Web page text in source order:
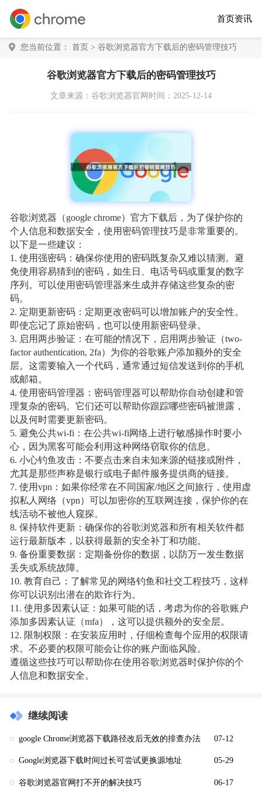
首页资讯
您当前位置： 首页 > 谷歌浏览器官方下载后的密码管理技巧
谷歌浏览器官方下载后的密码管理技巧
文章来源： 谷歌浏览器官网 时间：2025-12-14
谷歌浏览器（google chrome）官方下载后，为了保护你的
个人信息和数据安全，使用密码管理技巧是非常重要的。
以下是一些建议：
1. 使用强密码：确保你使用的密码既复杂又难以猜测。避
免使用容易猜到的密码，如生日、电话号码或重复的数字
序列。可以使用密码管理器来生成并存储这些复杂的密
码。
2. 定期更新密码：定期更改密码可以增加账户的安全性。
即使忘记了原始密码，也可以使用新密码登录。
3. 启用两步验证：在可能的情况下，启用两步验证（two-
factor authentication, 2fa）为你的谷歌账户添加额外的安全
层。这需要输入一个代码，通常通过短信发送到你的手机
或邮箱。
4. 使用密码管理器：密码管理器可以帮助你自动创建和管
理复杂的密码。它们还可以帮助你跟踪哪些密码被泄露，
以及何时需要更新密码。
5. 避免公共wi-fi：在公共wi-fi网络上进行敏感操作时要小
心，因为黑客可能会利用这种网络窃取你的信息。
6. 小心钓鱼攻击：不要点击来自未知来源的链接或附件，
尤其是那些声称是银行或电子邮件服务提供商的链接。
7. 使用vpn：如果你经常在不同国家/地区之间旅行，使用虚
拟私人网络（vpn）可以加密你的互联网连接，保护你的在
线活动不被他人窥探。
8. 保持软件更新：确保你的谷歌浏览器和所有相关软件都
运行最新版本，以获得最新的安全补丁和功能。
9. 备份重要数据：定期备份你的数据，以防万一发生数据
丢失或系统故障。
10. 教育自己：了解常见的网络钓鱼和社交工程技巧，这样
你可以识别出潜在的欺诈行为。
11. 使用多因素认证：如果可能的话，考虑为你的谷歌账户
添加多因素认证（mfa），这可以提供额外的安全层。
12. 限制权限：在安装应用时，仔细检查每个应用的权限请
求。不必要的权限可能会让你的账户面临风险。
遵循这些技巧可以帮助你在使用谷歌浏览器时保护你的个
人信息和数据安全。
继续阅读
google Chrome浏览器下载路径改后无效的排查办法 07-12
Google浏览器下载时间过长可尝试更换源地址 05-29
谷歌浏览器官网打不开的解决技巧 06-17